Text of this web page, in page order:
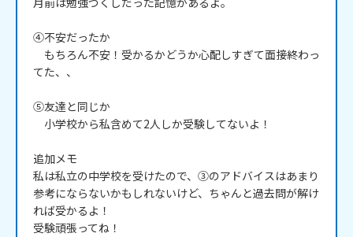
④不安だったか
もちろん不安！受かるかどうか心配しすぎて面接終わっ
てた、、
⑤友達と同じか
小学校から私含めて2人しか受験してないよ！
追加メモ
私は私立の中学校を受けたので、③のアドバイスはあまり
参考にならないかもしれないけど、ちゃんと過去問が解け
れば受かるよ！
受験頑張ってね！